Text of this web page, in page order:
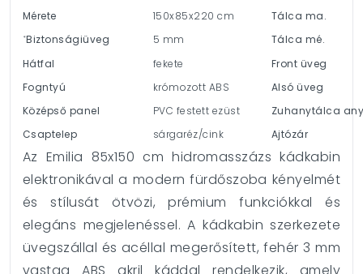
Mérete
150x85x220 cm Tálca ma.
*Biztonságiüveg 5 mm
Tálca mé.
Hátfal
fekete
Front üveg
Fogntyú
krómozott ABS
Alsó üveg
Középső panel
PVC festett ezüst
Zuhanytálca
Csaptelep
sárgaréz/cink Ajtózár
Az Emilia 85x150 cm hidromasszázs kádkabin
elektronikával a modern fürdőszoba kényelmét
és stílusát ötvözi, prémium funkciókkal és
elegáns megjelenéssel. A kádkabin szerkezete
üvegszállal és acéllal megerősített, fehér 3 mm
vastag ABS akril káddal rendelkezik, amely